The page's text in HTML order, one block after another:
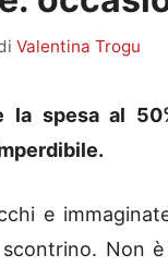
Valentina Trogu
la spesa al
e
scontrino. Non